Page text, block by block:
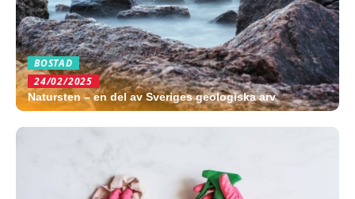
BOSTAD
24/02/2025
Natursten – en del av Sveriges geologiska arv